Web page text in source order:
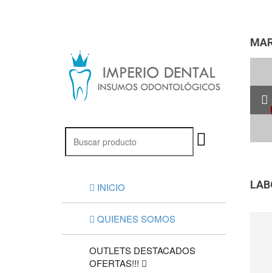
INICIO
QUIENES SOMOS
OUTLETS DESTACADOS
OFERTAS!!!